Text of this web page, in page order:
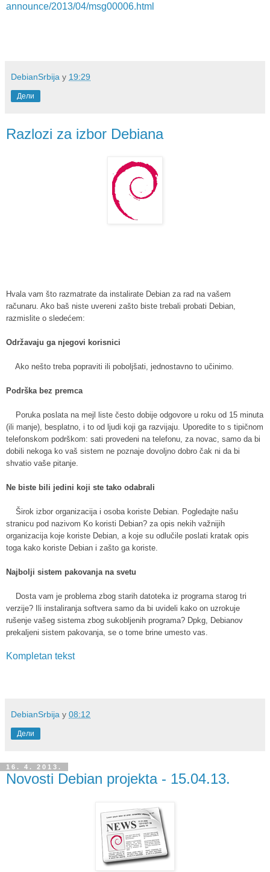
announce/2013/04/msg00006.html
DebianSrbija у 19:29
Дели
Razlozi za izbor Debiana
Hvala vam što razmatrate da instalirate Debian za rad na vašem
računaru. Ako baš niste uvereni zašto biste trebali probati Debian,
razmislite o sledećem:
Održavaju ga njegovi korisnici
Ako nešto treba popraviti ili poboljšati, jednostavno to učinimo.
Podrška bez premca
Poruka poslata na mejl liste često dobije odgovore u roku od 15 minuta
(ili manje), besplatno, i to od ljudi koji ga razvijaju. Uporedite to s tipičnom
telefonskom podrškom: sati provedeni na telefonu, za novac, samo da bi
dobili nekoga ko vaš sistem ne poznaje dovoljno dobro čak ni da bi
shvatio vaše pitanje.
Ne biste bili jedini koji ste tako odabrali
Širok izbor organizacija i osoba koriste Debian. Pogledajte našu
stranicu pod nazivom Ko koristi Debian? za opis nekih važnijih
organizacija koje koriste Debian, a koje su odlučile poslati kratak opis
toga kako koriste Debian i zašto ga koriste.
Najbolji sistem pakovanja na svetu
Dosta vam je problema zbog starih datoteka iz programa starog tri
verzije? Ili instaliranja softvera samo da bi uvideli kako on uzrokuje
rušenje vašeg sistema zbog sukobljenih programa? Dpkg, Debianov
prekaljeni sistem pakovanja, se o tome brine umesto vas.
Kompletan tekst
DebianSrbija у 08:12
Дели
16. 4. 2013.
Novosti Debian projekta - 15.04.13.